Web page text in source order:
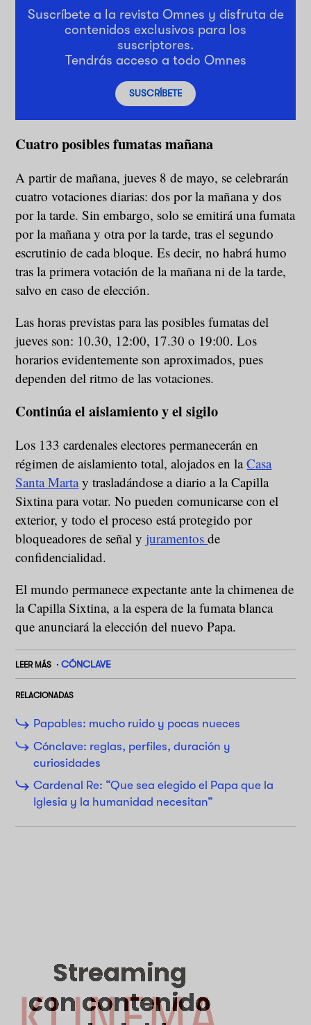
Suscríbete a la revista Omnes y disfruta de
contenidos exclusivos para los
suscriptores.
Tendrás acceso a todo Omnes
SUSCRÍBETE
Cuatro posibles fumatas mañana
A partir de mañana, jueves 8 de mayo, se celebrarán
cuatro votaciones diarias: dos por la mañana y dos
por la tarde. Sin embargo, solo se emitirá una fumata
por la mañana y otra por la tarde, tras el segundo
escrutinio de cada bloque. Es decir, no habrá humo
tras la primera votación de la mañana ni de la tarde,
salvo en caso de elección.
Las horas previstas para las posibles fumatas del
jueves son: 10.30, 12:00, 17.30 o 19:00. Los
horarios evidentemente son aproximados, pues
dependen del ritmo de las votaciones.
Continúa el aislamiento y el sigilo
Los 133 cardenales electores permanecerán en
régimen de aislamiento total, alojados en laCasa
Santa Martay trasladándose a diario a la Capilla
Sixtina para votar. No pueden comunicarse con el
exterior, y todo el proceso está protegido por
bloqueadores de señal y juramentosde
confidencialidad.
El mundo permanece expectante ante la chimenea de
la Capilla Sixtina, a la espera de la fumata blanca
que anunciará la elección del nuevo Papa.
LEER MÁS CÓNCLAVE
RELACIONADAS
Papables: mucho ruido y pocas nueces
Cónclave: reglas, perfiles, duración y
curiosidades
Cardenal Re: “Que sea elegido el Papa que la
Iglesia y la humanidad necesitan”